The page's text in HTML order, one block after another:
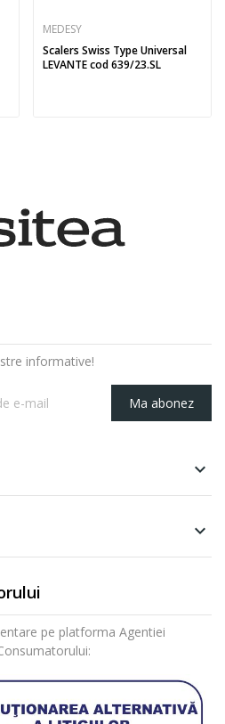
MEDESY
Scalers Swiss Type Universal
LEVANTE cod 639/23.SL
informative!
Ma abonez


pe platforma Agentiei